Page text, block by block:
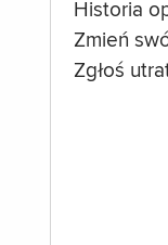
Historia
Zmień
Zgłoś